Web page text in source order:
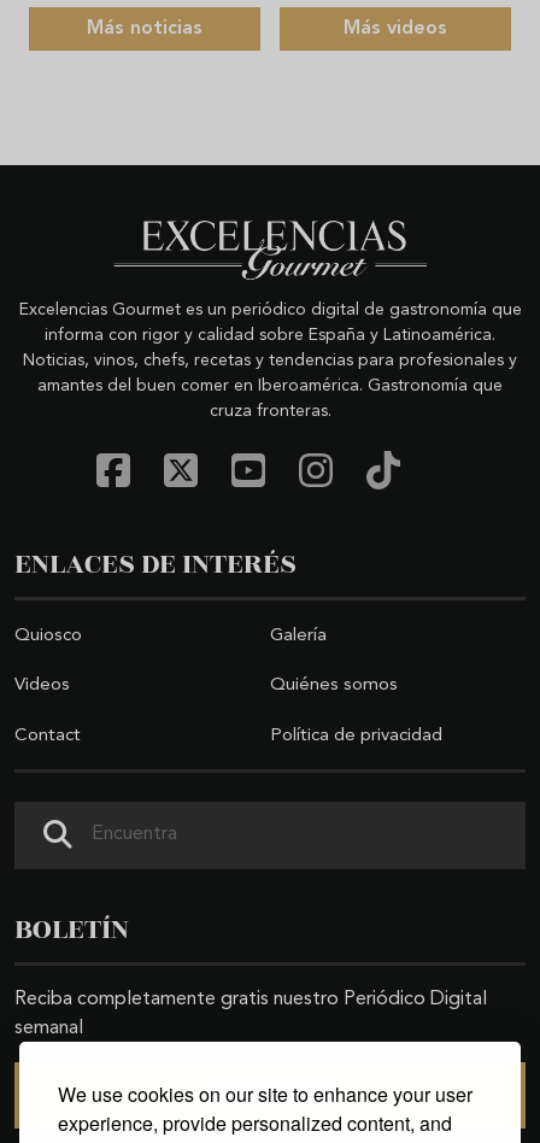
We use cookies on our site to enhance your user
experience, provide personalized content, and
Más noticias Más videos
Excelencias Gourmet es un periódico digital de gastronomía que
informa con rigor y calidad sobre España y Latinoamérica.
Noticias, vinos, chefs, recetas y tendencias para profesionales y
amantes del buen comer en Iberoamérica. Gastronomía que
cruza fronteras.
ENLACES DE INTERÉS
Quiosco Galería
Videos Quiénes somos
Contact Política de privacidad
BOLETÍN
Reciba completamente gratis nuestro Periódico Digital
semanal
SUSCRIBIRSE